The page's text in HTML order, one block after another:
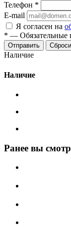
Телефон *
E-mail
Я согласен на
* — Обязательные
Наличие
Наличие
Ранее вы